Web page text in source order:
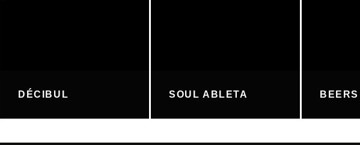
DÉCIBUL SOUL ABLETA